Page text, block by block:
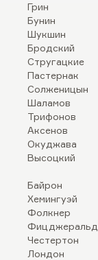
Грин
Бунин
Шукшин
Бродский
Стругацкие
Пастернак
Солженицын
Шаламов
Трифонов
Аксенов
Окуджава
Высоцкий
Байрон
Хемингуэй
Фолкнер
Фицджеральд
Честертон
Лондон